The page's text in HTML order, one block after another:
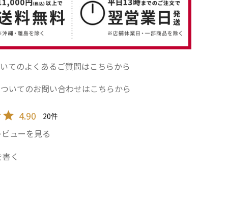
てのよくあるご質問はこちらから
いてのお問い合わせはこちらから
4.90 20
ューを見る
く